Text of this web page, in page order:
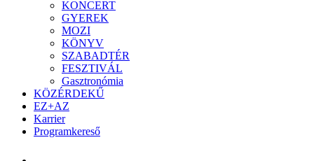
KONCERT
GYEREK
MOZI
KÖNYV
SZABADTÉR
FESZTIVÁL
Gasztronómia
KÖZÉRDEKŰ
EZ+AZ
Karrier
Programkereső